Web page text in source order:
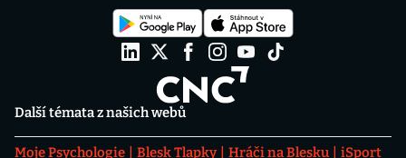
Další témata z našich webů
Moje Psychologie Blesk Tlapky Hráči na Blesku
iSport